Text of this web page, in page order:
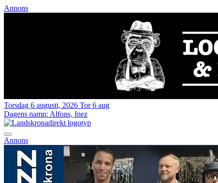
Annons
Torsdag 6 augusti, 2026 Tor 6 aug
Dagens namn: Alfons, Inez
Annons